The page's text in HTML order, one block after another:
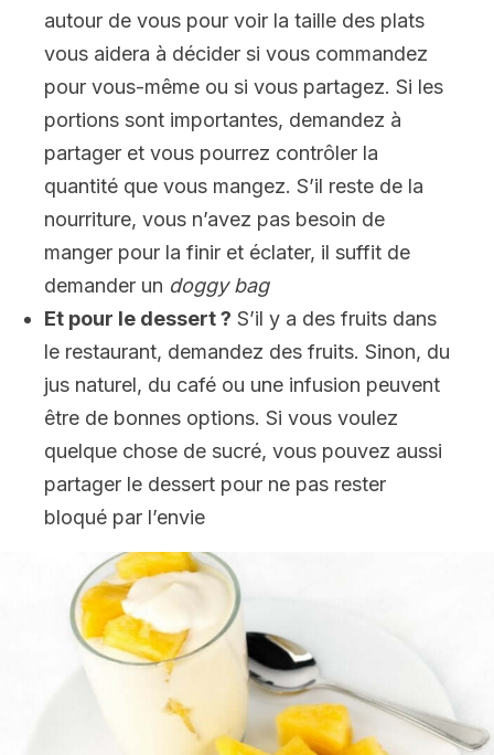
autour de vous pour voir la taille des plats
vous aidera à décider si vous commandez
pour vous-même ou si vous partagez. Si les
portions sont importantes, demandez à
partager et vous pourrez contrôler la
quantité que vous mangez. S’il reste de la
nourriture, vous n’avez pas besoin de
manger pour la finir et éclater, il suffit de
demander un doggy bag
Et pour le dessert ? S’il y a des fruits dans
le restaurant, demandez des fruits. Sinon, du
jus naturel, du café ou une infusion peuvent
être de bonnes options. Si vous voulez
quelque chose de sucré, vous pouvez aussi
partager le dessert pour ne pas rester
bloqué par l’envie